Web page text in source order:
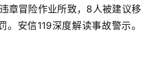
章冒险作业所致，8人被建议移